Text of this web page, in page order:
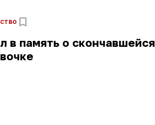
в память о скончавшейся